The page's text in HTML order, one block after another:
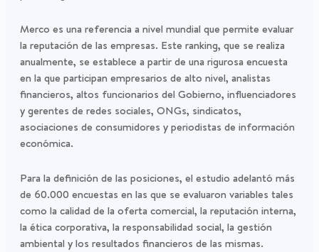
Merco es una referencia a nivel mundial que permite evaluar
la reputación de las empresas. Este ranking, que se realiza
anualmente, se establece a partir de una rigurosa encuesta
en la que participan empresarios de alto nivel, analistas
financieros, altos funcionarios del Gobierno, influenciadores
y gerentes de redes sociales, ONGs, sindicatos,
asociaciones de consumidores y periodistas de información
económica.
Para la definición de las posiciones, el estudio adelantó más
de 60.000 encuestas en las que se evaluaron variables tales
como la calidad de la oferta comercial, la reputación interna,
la ética corporativa, la responsabilidad social, la gestión
ambiental y los resultados financieros de las mismas.